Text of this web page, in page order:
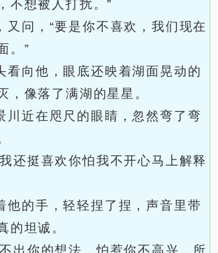
不想被人打扰。”
又问，“要是你不喜欢，我们现在
。”
看向他，眼底还映着湖面晃动的
，像落了满湖的星星。
川近在咫尺的眼睛，忽然弯了弯
还挺喜欢你怕我不开心马上解释
他的手，轻轻捏了捏，声音里带
的坦诚。
出你的想法，怕惹你不高兴，所